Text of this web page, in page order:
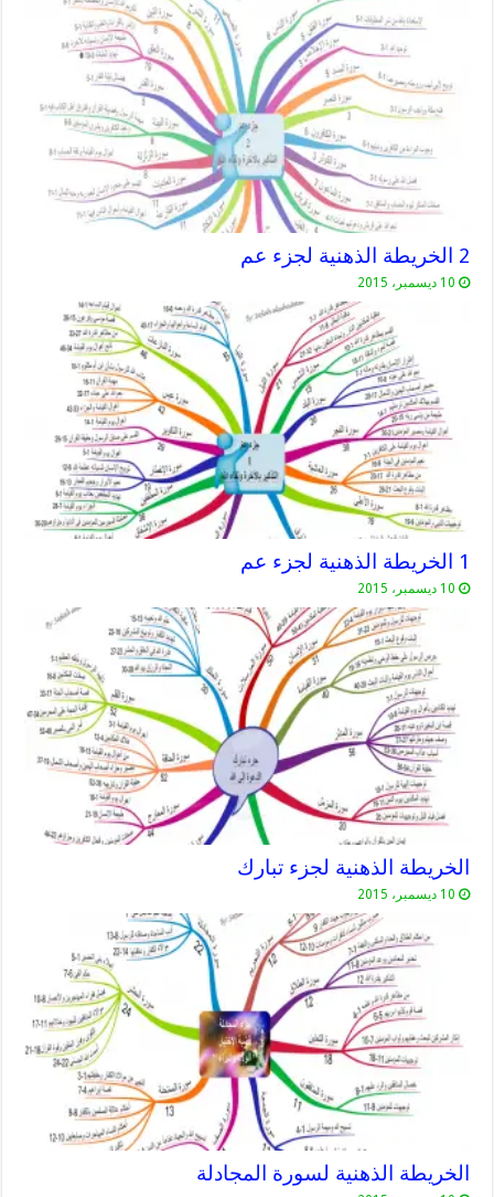
2 الخريطة الذهنية لجزء عم
10 ديسمبر، 2015
1 الخريطة الذهنية لجزء عم
10 ديسمبر، 2015
الخريطة الذهنية لجزء تبارك
10 ديسمبر، 2015
الخريطة الذهنية لسورة المجادلة